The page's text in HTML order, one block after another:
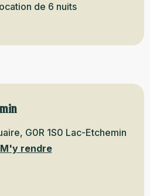
de 6 nuits
G0R 1S0 Lac-Etchemin
M'y rendre